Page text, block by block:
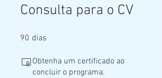
Consulta para o CV
90 dias
Obtenha um certificado ao
concluir o programa.